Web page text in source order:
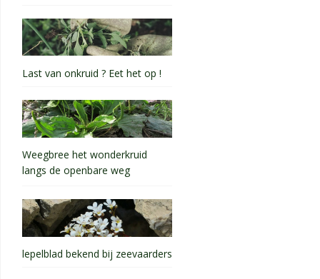
Last van onkruid ? Eet het op !
Weegbree het wonderkruid
langs de openbare weg
lepelblad bekend bij zeevaarders